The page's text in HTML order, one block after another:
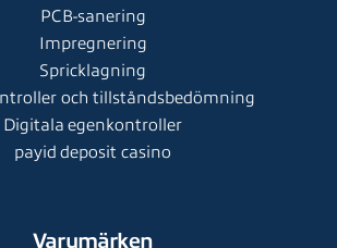
PCB-sanering
Impregnering
Spricklagning
och tillståndsbedömning
Digitala egenkontroller
payid deposit casino
Varumärken